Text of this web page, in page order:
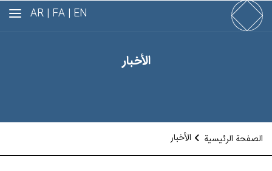
EN |
FA |
AR
الأخبار
الصفحة الرئيسية الأخبار